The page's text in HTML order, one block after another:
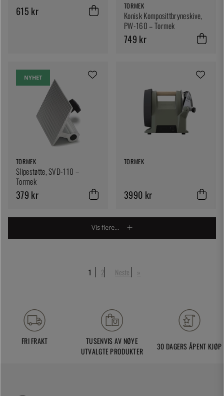
615 kr TORMEK
Konisk Komposittbryneskive,
PW-160 – Tormek
749 kr
NYHET
TORMEK
Slipestøtte, SVD-110 –
Tormek
379 kr
TORMEK
3990 kr
Vis flere...
1 2 Neste »
FRI FRAKT
TUSENVIS AV NØYE
UTVALGTE PRODUKTER
30 DAGERS ÅPENT KJØP